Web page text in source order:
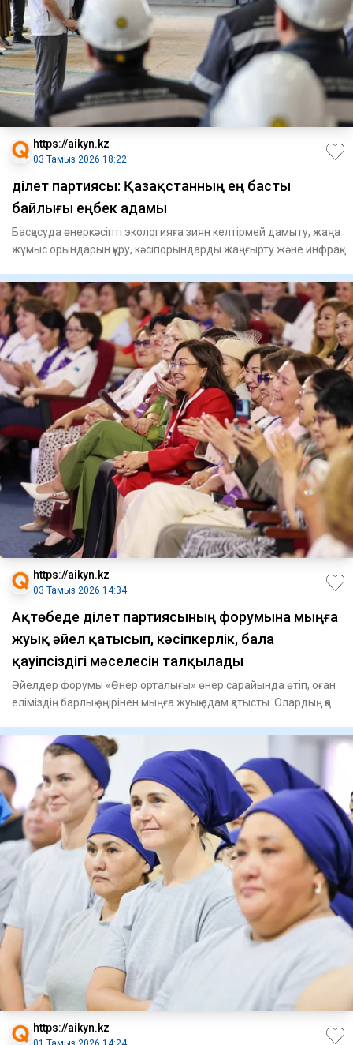
https://aikyn.kz
03 Тамыз 2026 18:22
Әділет партиясы: Қазақстанның ең басты
байлығы еңбек адамы
Басқосуда өнеркәсіпті экологияға зиян келтірмей дамыту, жаңа
жұмыс орындарын құру, кәсіпорындарды жаңғырту және инфрақ
https://aikyn.kz
03 Тамыз 2026 14:34
Ақтөбеде Әділет партиясының форумына мыңға
жуық әйел қатысып, кәсіпкерлік, бала
қауіпсіздігі мәселесін талқылады
Әйелдер форумы «Өнер орталығы» өнер сарайында өтіп, оған
еліміздің барлық өңірінен мыңға жуық адам қатысты. Олардың қа
https://aikyn.kz